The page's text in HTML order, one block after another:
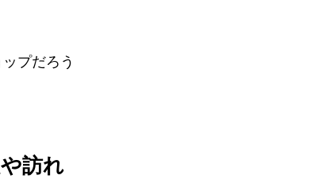
プだろう
訪れ